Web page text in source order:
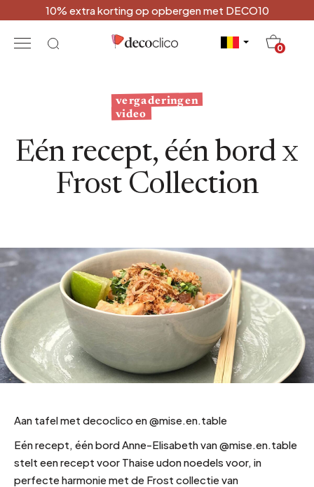
10% extra korting op opbergen met DECO10
0
vergaderingen
video
Eén recept, één bord x
Frost Collection
Aan tafel met decoclico en @mise.en.table
Eén recept, één bord Anne-Elisabeth van @mise.en.table
stelt een recept voor Thaise udon noedels voor, in
perfecte harmonie met de Frost collectie van